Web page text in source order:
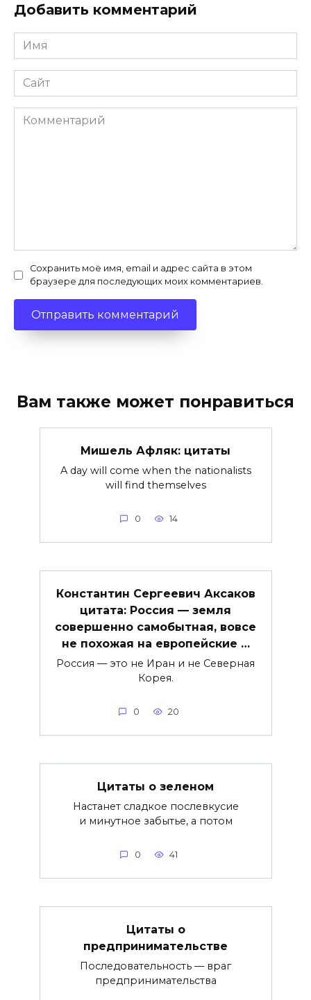
Добавить комментарий
Имя
*
Сайт
Комментарий
Сохранить моё имя, email и адрес сайта в этом
браузере для последующих моих комментариев.
Вам также может понравиться
Мишель Афляк: цитаты
A day will come when the nationalists
will find themselves
0 14
Константин Сергеевич Аксаков
цитата: Россия — земля
совершенно самобытная, вовсе
не похожая на европейские …
Россия — это не Иран и не Северная
Корея.
0 20
Цитаты о зеленом
Настанет сладкое послевкусие
и минутное забытье, а потом
0 41
Цитаты о
предпринимательстве
Последовательность — враг
предпринимательства